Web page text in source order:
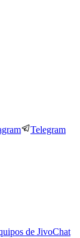
Telegram
de JivoChat